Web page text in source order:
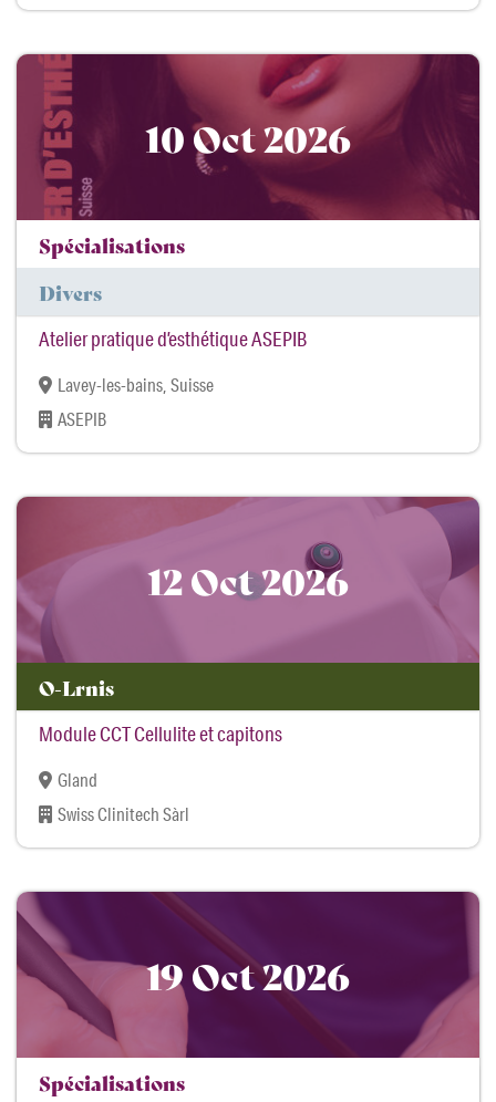
10 Oct 2026
Spécialisations
Divers
Atelier pratique d’esthétique ASEPIB
Lavey-les-bains, Suisse
ASEPIB
12 Oct 2026
O-Lrnis
Module CCT Cellulite et capitons
Gland
Swiss Clinitech Sàrl
19 Oct 2026
Spécialisations